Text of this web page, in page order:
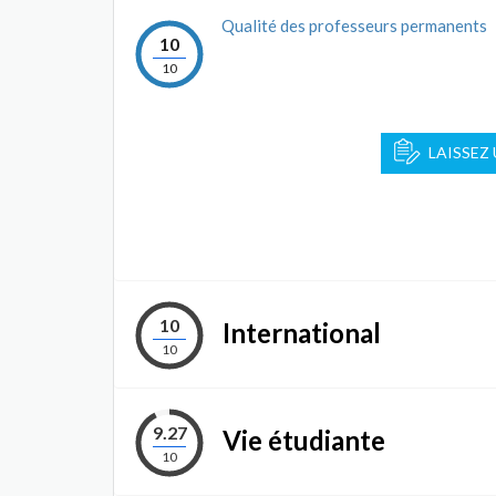
10
10
Qualité des professeurs permanents
LAISSEZ
10
10
International
9.27
10
Vie étudiante